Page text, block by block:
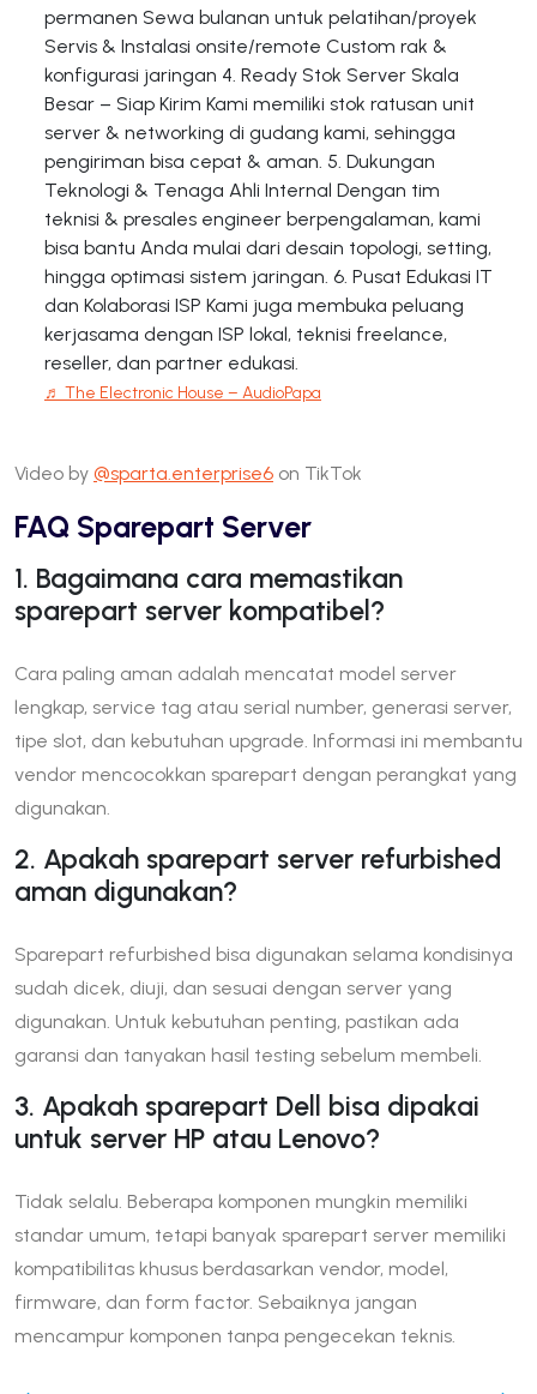
permanen Sewa bulanan untuk pelatihan/proyek
Servis & Instalasi onsite/remote Custom rak &
konfigurasi jaringan 4. Ready Stok Server Skala
Besar – Siap Kirim Kami memiliki stok ratusan unit
server & networking di gudang kami, sehingga
pengiriman bisa cepat & aman. 5. Dukungan
Teknologi & Tenaga Ahli Internal Dengan tim
teknisi & presales engineer berpengalaman, kami
bisa bantu Anda mulai dari desain topologi, setting,
hingga optimasi sistem jaringan. 6. Pusat Edukasi IT
dan Kolaborasi ISP Kami juga membuka peluang
kerjasama dengan ISP lokal, teknisi freelance,
reseller, dan partner edukasi.
♬ The Electronic House – AudioPapa
Video by @sparta.enterprise6 on TikTok
FAQ Sparepart Server
1. Bagaimana cara memastikan
sparepart server kompatibel?
Cara paling aman adalah mencatat model server
lengkap, service tag atau serial number, generasi server,
tipe slot, dan kebutuhan upgrade. Informasi ini membantu
vendor mencocokkan sparepart dengan perangkat yang
digunakan.
2. Apakah sparepart server refurbished
aman digunakan?
Sparepart refurbished bisa digunakan selama kondisinya
sudah dicek, diuji, dan sesuai dengan server yang
digunakan. Untuk kebutuhan penting, pastikan ada
garansi dan tanyakan hasil testing sebelum membeli.
3. Apakah sparepart Dell bisa dipakai
untuk server HP atau Lenovo?
Tidak selalu. Beberapa komponen mungkin memiliki
standar umum, tetapi banyak sparepart server memiliki
kompatibilitas khusus berdasarkan vendor, model,
firmware, dan form factor. Sebaiknya jangan
mencampur komponen tanpa pengecekan teknis.